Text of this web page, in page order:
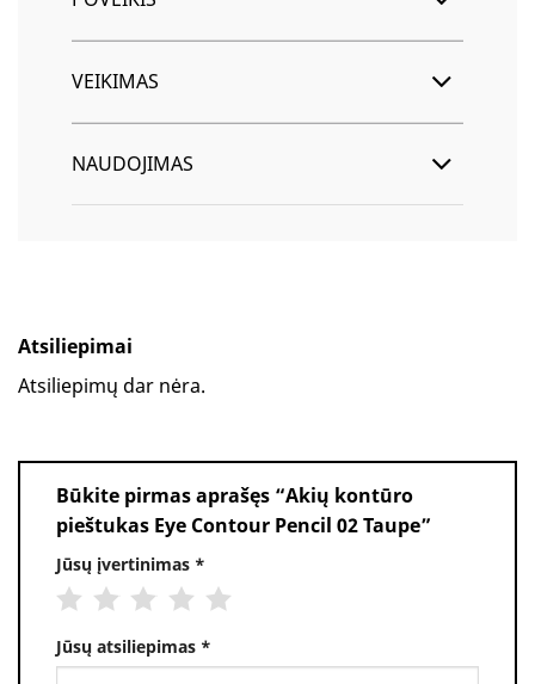
VEIKIMAS
NAUDOJIMAS
Atsiliepimai
Atsiliepimų dar nėra.
Būkite pirmas aprašęs “Akių kontūro
pieštukas Eye Contour Pencil 02 Taupe”
Jūsų įvertinimas *
Jūsų atsiliepimas *